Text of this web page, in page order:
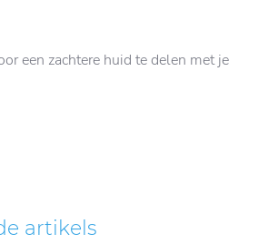
een zachtere huid te delen met je
artikels